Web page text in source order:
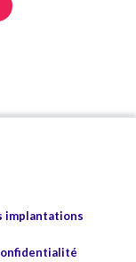
implantations